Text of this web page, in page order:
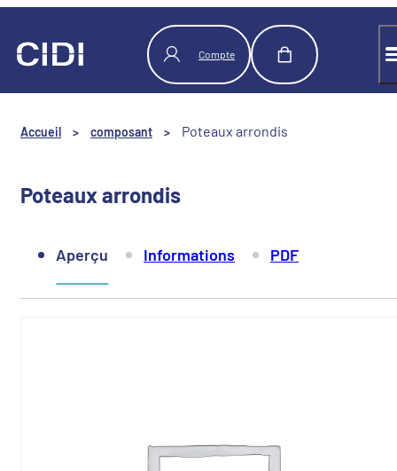
Panneau de gestion des cookies
Compte
Accueil > composant > Poteaux arrondis
Poteaux arrondis
Aperçu Informations PDF